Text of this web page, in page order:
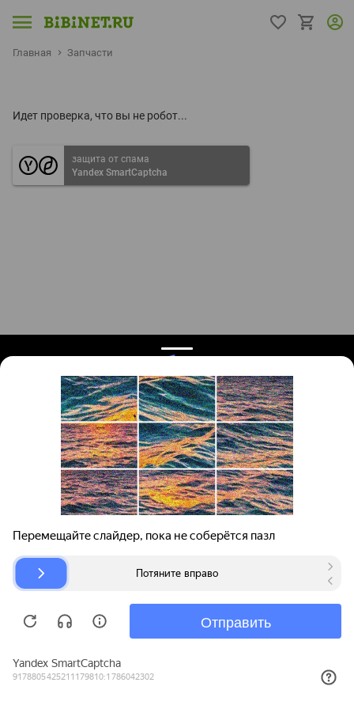
Главная Запчасти
Идет проверка, что вы не робот...
защита от спама
Yandex SmartCaptcha
Поиск запчастей
Для автокомпаний
Авторазборки
О проекте
Помощь
Карта сайта
© bibinet.ru - система поиска запчастей,
Copyright 2010-2026 Все права защищены